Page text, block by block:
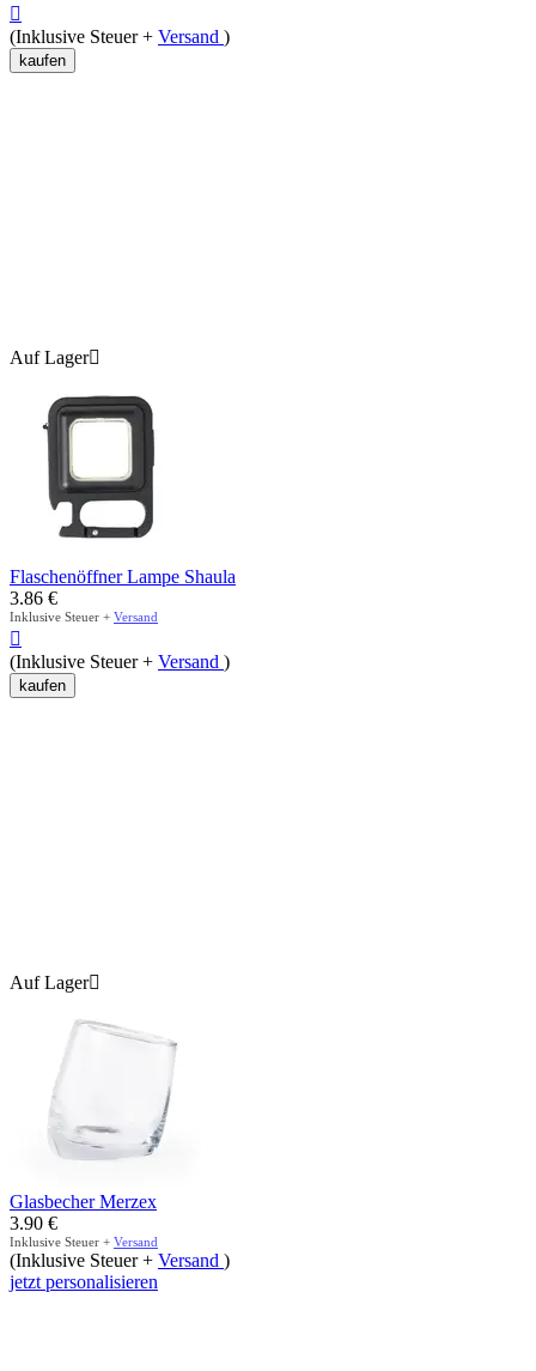

(Inklusive Steuer + Versand )
kaufen
Auf Lager
Flaschenöffner Lampe Shaula
3.86 €
Inklusive Steuer + Versand

(Inklusive Steuer + Versand )
kaufen
Auf Lager
Glasbecher Merzex
3.90 €
Inklusive Steuer + Versand
(Inklusive Steuer + Versand )
jetzt personalisieren